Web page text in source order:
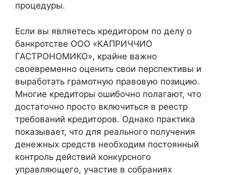
процедуры.
Если вы являетесь кредитором по делу о
банкротстве ООО «КАПРИЧЧИО
ГАСТРОНОМИКО», крайне важно
своевременно оценить свои перспективы и
выработать грамотную правовую позицию.
Многие кредиторы ошибочно полагают, что
достаточно просто включиться в реестр
требований кредиторов. Однако практика
показывает, что для реального получения
денежных средств необходим постоянный
контроль действий конкурсного
управляющего, участие в собраниях